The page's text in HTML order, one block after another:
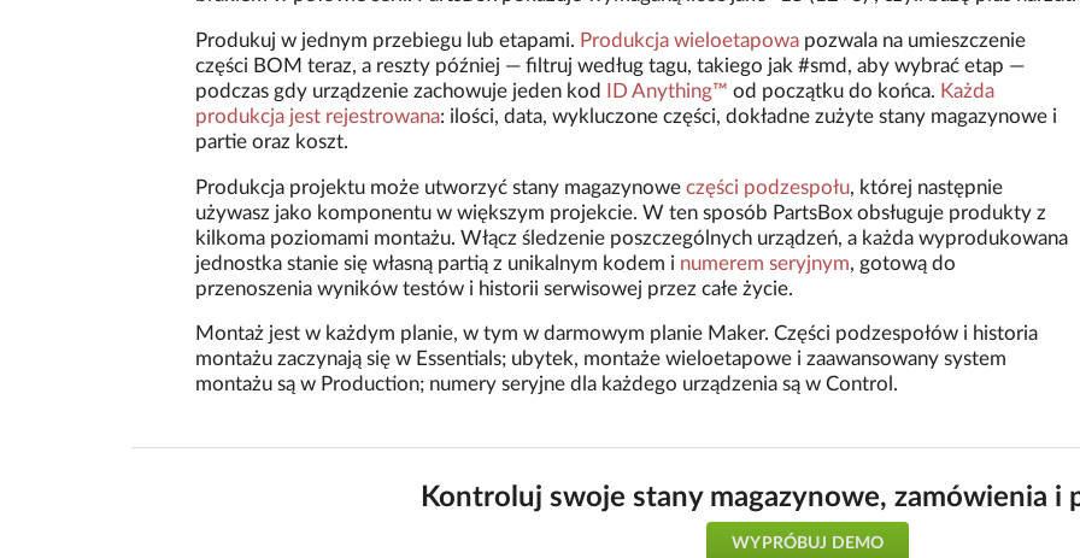
Produkuj w jednym przebiegu lub etapami. Produkcja wieloetapowapozwala na umieszczenie
części BOM teraz, a reszty później — filtruj według tagu, takiego jak #smd, aby wybrać etap —
podczas gdy urządzenie zachowuje jeden kod
ID Anything™ od początku do końca. Każda
produkcja jest rejestrowana: ilości, data, wykluczone części, dokładne zużyte stany magazynowe i
partie oraz koszt.
Produkcja projektu może utworzyć stany magazynowe części podzespołu, której następnie
używasz jako komponentu w większym projekcie. W ten sposób PartsBox obsługuje produkty z
kilkoma poziomami montażu. Włącz śledzenie poszczególnych urządzeń, a każda wyprodukowana
jednostka stanie się własną partią z unikalnym kodem i numerem seryjnym, gotową do
przenoszenia wyników testów i historii serwisowej przez całe życie.
Montaż jest w każdym planie, w tym w darmowym planie Maker. Części podzespołów i historia
montażu zaczynają się w Essentials; ubytek, montaże wieloetapowe i zaawansowany system
montażu są w Production; numery seryjne dla każdego urządzenia są w Control.
Kontroluj swoje stany magazynowe, zamówienia i
WYPRÓBUJ DEMO